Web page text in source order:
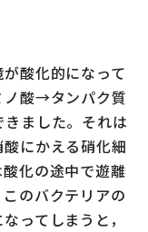
酸化的になって
酸→タンパク質
ました。それは
にかえる硝化細
化の途中で遊離
のバクテリアの
ってしまうと，